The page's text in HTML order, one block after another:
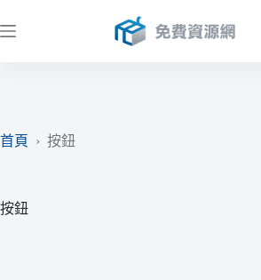
至
首頁
› 按鈕
按鈕